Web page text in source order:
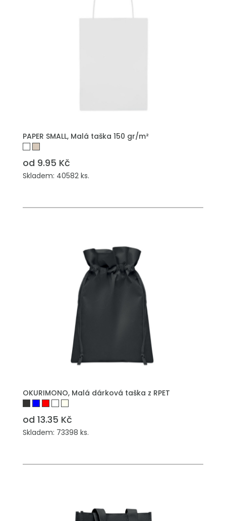
PAPER SMALL, Malá taška 150 gr/m²
od 9.95 Kč
Skladem: 40582 ks.
OKURIMONO, Malá dárková taška z RPET
od 13.35 Kč
Skladem: 73398 ks.